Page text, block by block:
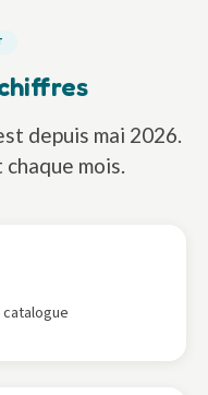
depuis mai 2026.
mois.